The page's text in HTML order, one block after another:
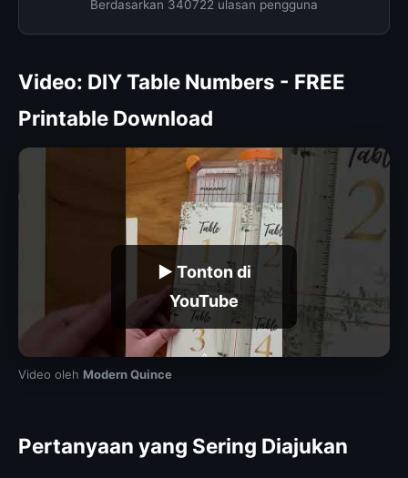
Berdasarkan 340722 ulasan pengguna
Video: DIY Table Numbers - FREE
Printable Download
▶ Tonton di
YouTube
Video oleh Modern Quince
Pertanyaan yang Sering Diajukan